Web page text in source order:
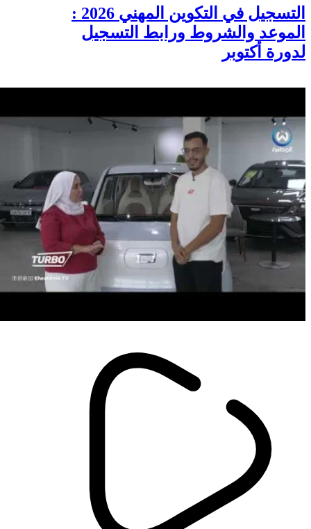
التسجيل في التكوين المهني 2026 :
الموعد والشروط ورابط التسجيل
لدورة أكتوبر